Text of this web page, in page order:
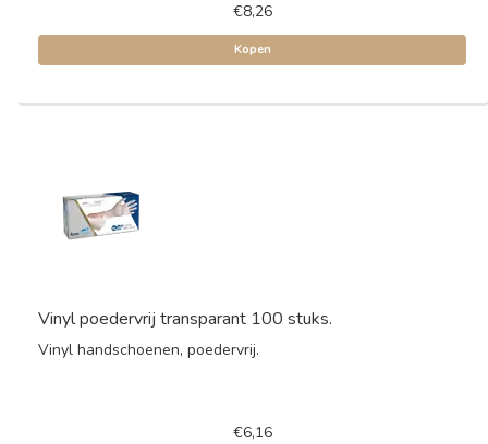
€8,26
Kopen
Vinyl poedervrij transparant 100 stuks.
Vinyl handschoenen, poedervrij.
€6,16